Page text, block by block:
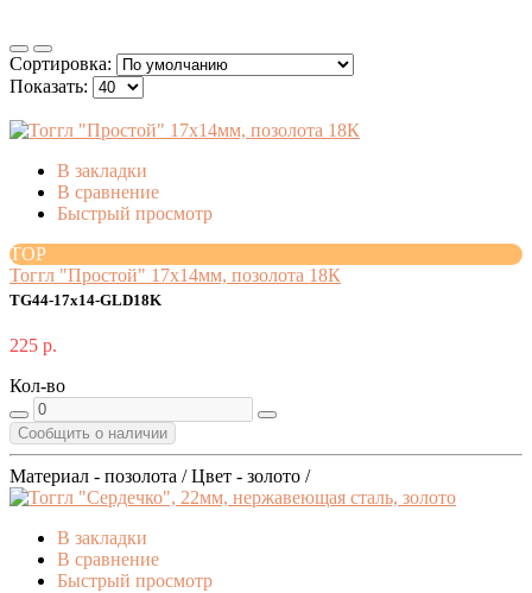
Сортировка:
Показать:
В закладки
В сравнение
Быстрый просмотр
TOP
Тоггл "Простой" 17x14мм, позолота 18К
TG44-17x14-GLD18K
225 р.
Кол-во
Сообщить о наличии
Материал - позолота / Цвет - золото /
В закладки
В сравнение
Быстрый просмотр